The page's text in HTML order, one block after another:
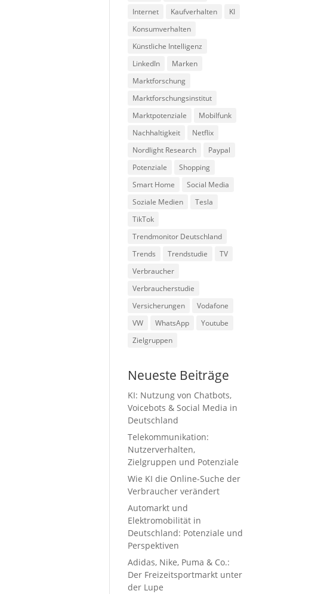
Internet
Kaufverhalten
KI
Konsumverhalten
Künstliche Intelligenz
LinkedIn
Marken
Marktforschung
Marktforschungsinstitut
Marktpotenziale
Mobilfunk
Nachhaltigkeit
Netflix
Nordlight Research
Paypal
Potenziale
Shopping
Smart Home
Social Media
Soziale Medien
Tesla
TikTok
Trendmonitor Deutschland
Trends
Trendstudie
TV
Verbraucher
Verbraucherstudie
Versicherungen
Vodafone
VW
WhatsApp
Youtube
Zielgruppen
Neueste Beiträge
KI: Nutzung von Chatbots,
Voicebots & Social Media in
Deutschland
Telekommunikation:
Nutzerverhalten,
Zielgruppen und Potenziale
Wie KI die Online-Suche der
Verbraucher verändert
Automarkt und
Elektromobilität in
Deutschland: Potenziale und
Perspektiven
Adidas, Nike, Puma & Co.:
Der Freizeitsportmarkt unter
der Lupe